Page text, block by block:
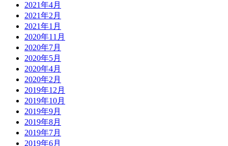
2021年4月
2021年2月
2021年1月
2020年11月
2020年7月
2020年5月
2020年4月
2020年2月
2019年12月
2019年10月
2019年9月
2019年8月
2019年7月
2019年6月